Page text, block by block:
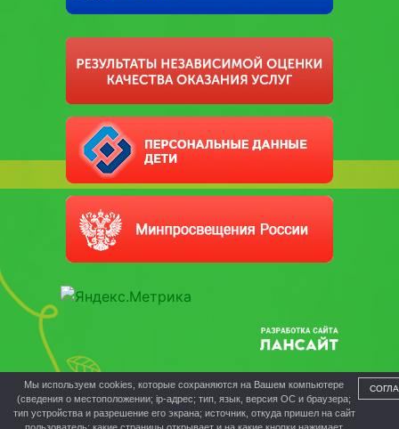
Мы используем cookies, которые сохраняются на Вашем компьютере
(сведения о местоположении; ip-адрес; тип, язык, версия ОС и браузера;
тип устройства и разрешение его экрана; источник, откуда пришел на сайт